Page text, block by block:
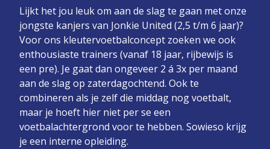
Lijkt het jou leuk om aan de slag te gaan met onze
jongste kanjers van Jonkie United (2,5 t/m 6 jaar)?
Voor ons kleutervoetbalconcept zoeken we ook
enthousiaste trainers (vanaf 18 jaar, rijbewijs is
een pre). Je gaat dan ongeveer 2 á 3x per maand
aan de slag op zaterdagochtend. Ook te
combineren als je zelf die middag nog voetbalt,
maar je hoeft hier niet per se een
voetbalachtergrond voor te hebben. Sowieso krijg
je een interne opleiding.